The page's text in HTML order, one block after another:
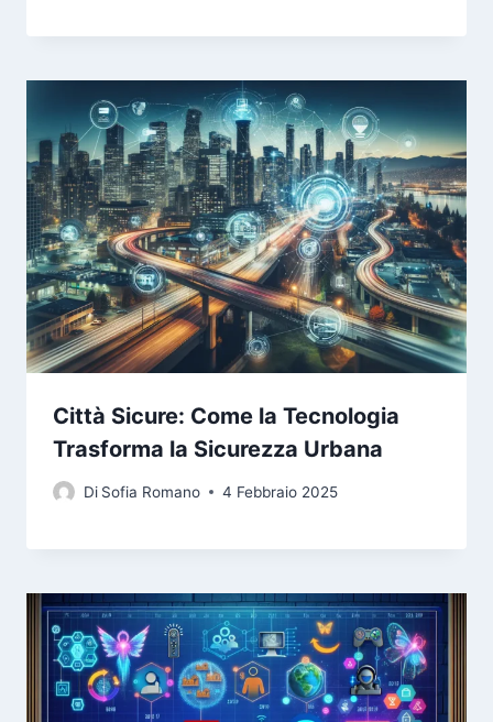
Città Sicure: Come la Tecnologia
Trasforma la Sicurezza Urbana
Di Sofia Romano 4 Febbraio 2025